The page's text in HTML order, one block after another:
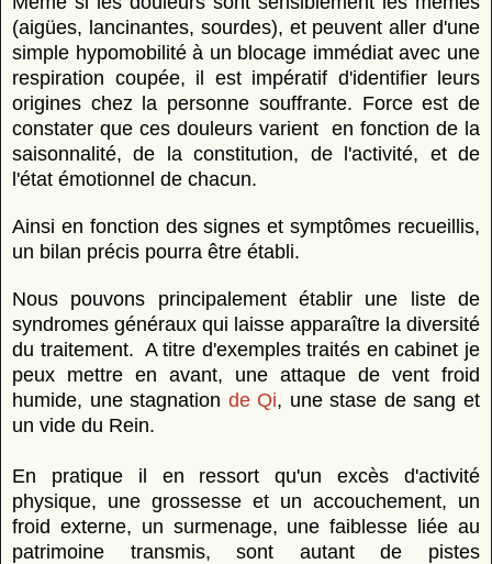
(aigües, lancinantes, sourdes), et peuvent aller d'une
simple hypomobilité à un blocage immédiat avec une
respiration coupée, il est impératif d'identifier leurs
origines chez la personne souffrante. Force est de
constater que ces douleurs varient en fonction de la
saisonnalité, de la constitution, de l'activité, et de
l'état émotionnel de chacun.
Ainsi en fonction des signes et symptômes recueillis,
un bilan précis pourra être établi.
Nous pouvons principalement établir une liste de
syndromes généraux qui laisse apparaître la diversité
du traitement. A titre d'exemples traités en cabinet je
peux mettre en avant, une attaque de vent froid
humide, une stagnation de Qi, une stase de sang et
un vide du Rein.
En pratique il en ressort qu'un excès d'activité
physique, une grossesse et un accouchement, un
froid externe, un surmenage, une faiblesse liée au
patrimoine transmis, sont autant de pistes